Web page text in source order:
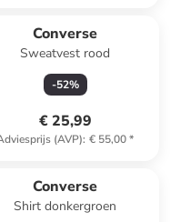
Converse
Sweatvest rood
-52%
€ 25,99
(AVP): € 55,00*
Converse
Shirt donkergroen